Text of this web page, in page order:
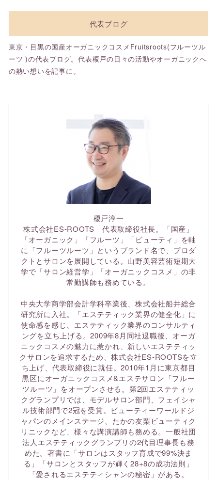
代表ブログ
東京・目黒の国産オーガニックコスメFruitsroots(フルーツル
ーツ )の代表ブログ。代表榎戸の日々の活動やオーガニックへ
の熱い想いを記事に。
榎戸淳一
株式会社ES-ROOTS 代表取締役社長。「国産」
「オーガニック」「フルーツ」「ビューティ」を軸
に「フルーツルーツ」というブランド名で、プロダ
クトとサロンを展開している。山野美容芸術短期大
学で「サロン経営学」「オーガニックコスメ」の非
常勤講師も務めている。
中央大学商学部会計学科卒業後、株式会社船井総合
研究所に入社。「エステティック業界の健全化」に
使命感を感じ、エステティック業界のコンサルティ
ングを立ち上げる。2009年8月同社退職後、オーガ
ニックコスメの魅力に惹かれ、新しいエステティッ
クサロンを追求するため、株式会社ES-ROOTSを立
ち上げ、代表取締役に就任。2010年1月に東京都目
黒区にオーガニックコスメ&エステサロン「フルー
ツルーツ」をオープンさせる。第2回エステティッ
クグランプリでは、モデルサロン部門、フェイシャ
ル技術部門で2冠を受賞。ビューティーワールドジ
ャパンのメインステージ、たかの友梨ビューティク
リニックなど、様々な講演講師も務める。一般社団
法人エステティックグランプリの2代目理事長も務
めた。著書に「サロンはスタッフ育成で99%決ま
る」「サロンとスタッフが輝く28+8の成功法則」
「愛されるエステティシャンの秘密」がある。